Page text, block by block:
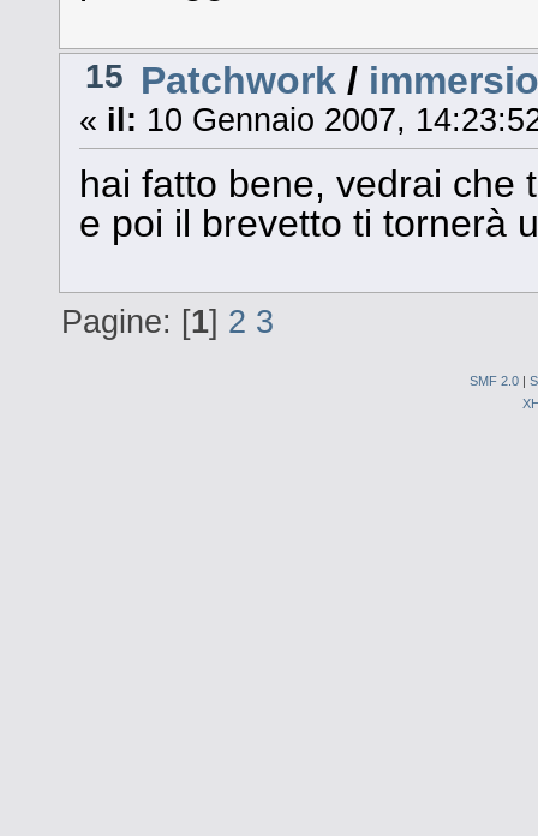
15 Patchwork /
« il: 10 Gennaio 2007,
hai fatto bene, vedrai che
e poi il brevetto ti tornerà
Pagine: [1] 2 3
SMF 2.0 |